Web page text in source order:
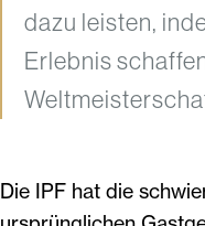
dazu leisten,
Erlebnis
Die IPF hat die